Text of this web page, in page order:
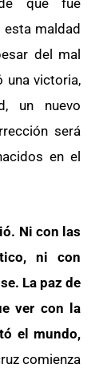
que fue
maldad
del mal
una victoria,
un nuevo
será
en el
Ni con las
ni con
La paz de
ver con la
el mundo,
comienza